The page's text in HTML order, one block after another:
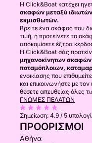
Η Click&Boat κατέχει
σκαφών μεταξύ
εκμισθωτών.
Βρείτε ένα σκάφος που
τιμή, ή προτείνετε το
αποκομίσετε έξτρα
Η Click&Boat σάς
μηχανοκίνητων
ποταμόπλοιων,
ενοικίασης που
και επικοινωνήστε με
θέσετε απευθείας όλες
ΓΝΏΜΕΣ ΠΕΛΑΤΏΝ
Σημείωση: 4.9 / 5
ΠΡΟΟΡΙΣΜΟΊ
Αθήνα